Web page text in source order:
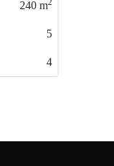
300m2
4
4